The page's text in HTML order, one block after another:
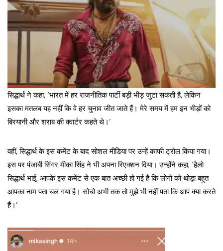
सिद्धार्थ ने कहा, ‘भारत में हर राजनीतिक पार्टी बड़ी भीड़ जुटा सकती है, लेकिन
इसका मतलब यह नहीं कि वे हर चुनाव जीत जाते हैं। मेरे समय में हम इन भीड़ों को
बिरयानी और शराब की क्वार्टर कहते थे।’
वहीं, सिद्धार्थ के इस कमेंट के बाद सोशल मीडिया पर उन्हें काफी ट्रोल किया गया।
इस पर पंजाबी सिंगर मीका सिंह ने भी अपना रिएक्शन दिया। उन्होंने कहा, ‘हैलो
सिद्धार्थ भाई, आपके इस कमेंट से एक बात अच्छी हो गई है कि लोगों को थोड़ा बहुत
आपका नाम पता चल गया है। सोचो अभी तक तो मुझे भी नहीं पता कि आप क्या करते
हैं।’